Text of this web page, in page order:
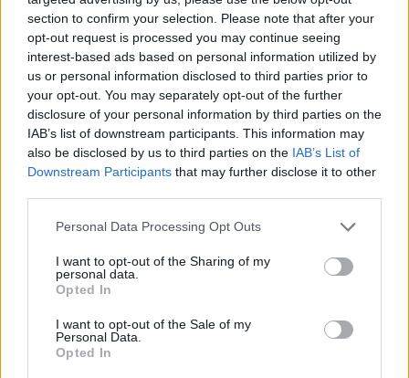
section to confirm your selection. Please note that after your
opt-out request is processed you may continue seeing
interest-based ads based on personal information utilized by
us or personal information disclosed to third parties prior to
your opt-out. You may separately opt-out of the further
disclosure of your personal information by third parties on the
IAB’s list of downstream participants. This information may
also be disclosed by us to third parties on the IAB’s List of
Downstream Participants that may further disclose it to other
Please note that this website/app uses one or more Google
not limited to your visit or usage behaviour. You may click to
grant or deny consent to Google and its third-party tags to
use your data for below specified purposes in below Google
consent section.
Personal Data Processing Opt Outs
I want to opt-out of the Sharing of my
personal data.
Opted In
I want to opt-out of the Sale of my
Personal Data.
Opted In
manipulate the bathurst
1000. Somebody stop him
before it’s too late
pic.twitter.com/rm7br0rbP
M
— onno🇳🇱🦁
(@TheOJCMB) October 7,
„Kedvelem Michaelt, a rajongója voltam a Forma-1-ben.
Sajnálatos, ami vele történt, szerintem nagyon jó